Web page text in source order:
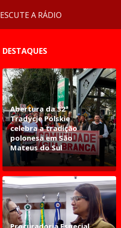
ESCUTE A RÁDIO
DESTAQUES
Abertura da 32ª
Tradycje Polskie
celebra a tradição
polonesa em São
Mateus do Sul
Procuradoria Especial